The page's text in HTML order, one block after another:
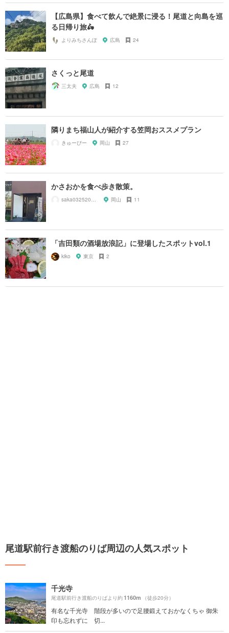
【広島県】食べて飲んで絶景に浸る！尾道と向島を巡
る日帰り旅🛵
よりみちさんぽ 広島 24
さくっと尾道
三太夫 広島 12
隣りまち福山人が紹介する笠岡おススメプラン
きゅーぴー 岡山 27
かさおかを食べ歩き散策。
岡山 11
「吉田類の酒場放浪記」に登場したスポットvol.1
kiko 東京 2
尾道駅前行き渡船のりば周辺の人気スポット
千光寺
尾道駅前行き渡船のりばより約1160m （徒歩20分）
有名な千光寺 階段が多いので足腰鍛えておかなくちゃ 御朱
印も忘れずに 切...